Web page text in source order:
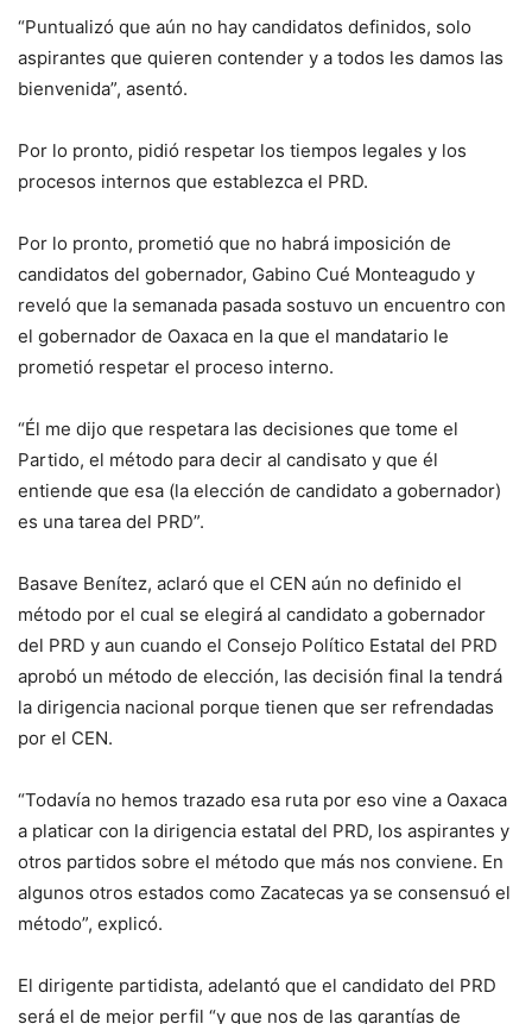
“Puntualizó que aún no hay candidatos definidos, solo
aspirantes que quieren contender y a todos les damos las
bienvenida”, asentó.
Por lo pronto, pidió respetar los tiempos legales y los
procesos internos que establezca el PRD.
Por lo pronto, prometió que no habrá imposición de
candidatos del gobernador, Gabino Cué Monteagudo y
reveló que la semanada pasada sostuvo un encuentro con
el gobernador de Oaxaca en la que el mandatario le
prometió respetar el proceso interno.
“Él me dijo que respetara las decisiones que tome el
Partido, el método para decir al candisato y que él
entiende que esa (la elección de candidato a gobernador)
es una tarea del PRD”.
Basave Benítez, aclaró que el CEN aún no definido el
método por el cual se elegirá al candidato a gobernador
del PRD y aun cuando el Consejo Político Estatal del PRD
aprobó un método de elección, las decisión final la tendrá
la dirigencia nacional porque tienen que ser refrendadas
por el CEN.
“Todavía no hemos trazado esa ruta por eso vine a Oaxaca
a platicar con la dirigencia estatal del PRD, los aspirantes y
otros partidos sobre el método que más nos conviene. En
algunos otros estados como Zacatecas ya se consensuó el
método”, explicó.
El dirigente partidista, adelantó que el candidato del PRD
será el de mejor perfil “y que nos de las garantías de